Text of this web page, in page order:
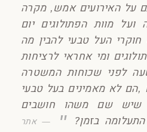
על האירועים אמש, מקרה
מוות הפתולוגים יום
העל טבעי להבין מה
ומי אחראי לרציחות
לפני שכוחות המשטרה
,הם לא מאמינים בעל טבעי
שיש שם משהו חושבים
בזמן?
אתר